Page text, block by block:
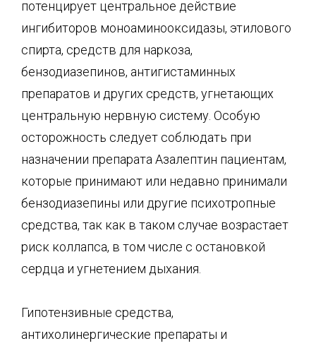
потенцирует центральное действие
ингибиторов моноаминооксидазы, этилового
спирта, средств для наркоза,
бензодиазепинов, антигистаминных
препаратов и других средств, угнетающих
центральную нервную систему. Особую
осторожность следует соблюдать при
назначении препарата Азалептин пациентам,
которые принимают или недавно принимали
бензодиазепины или другие психотропные
средства, так как в таком случае возрастает
риск коллапса, в том числе с остановкой
сердца и угнетением дыхания.
Гипотензивные средства,
антихолинергические препараты и